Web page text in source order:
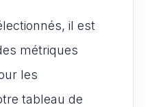
il est
métriques
les
tableau de